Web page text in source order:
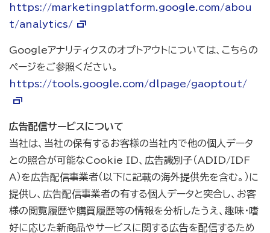
https://marketingplatform.google.com/abou
t/analytics/
Googleアナリティクスのオプトアウトについては、こちらの
ページをご参照ください。
https://tools.google.com/dlpage/gaoptout/
広告配信サービスについて
当社は、当社の保有するお客様の当社内で他の個人データ
との照合が可能なCookie ID、広告識別子（ADID/IDF
A）を広告配信事業者（以下に記載の海外提供先を含む。）に
提供し、広告配信事業者の有する個人データと突合し、お客
様の閲覧履歴や購買履歴等の情報を分析したうえ、趣味・嗜
好に応じた新商品やサービスに関する広告を配信するため